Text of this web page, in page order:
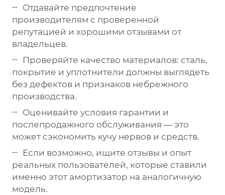
Отдавайте предпочтение
производителям с проверенной
репутацией и хорошими отзывами от
владельцев.
Проверяйте качество материалов: сталь,
покрытие и уплотнители должны выглядеть
без дефектов и признаков небрежного
производства.
Оценивайте условия гарантии и
послепродажного обслуживания — это
может сэкономить кучу нервов и средств.
Если возможно, ищите отзывы и опыт
реальных пользователей, которые ставили
именно этот амортизатор на аналогичную
модель.